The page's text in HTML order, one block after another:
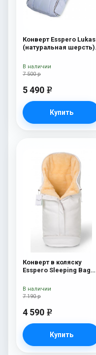
Конверт Esspero Lukas
(натуральная шерсть)
7 500 р
5 490 e
Купить
В наличии
Конверт в коляску
Esspero Sleeping Bag
шерсть) White
7 190 р
4 590 e
Купить
В наличии